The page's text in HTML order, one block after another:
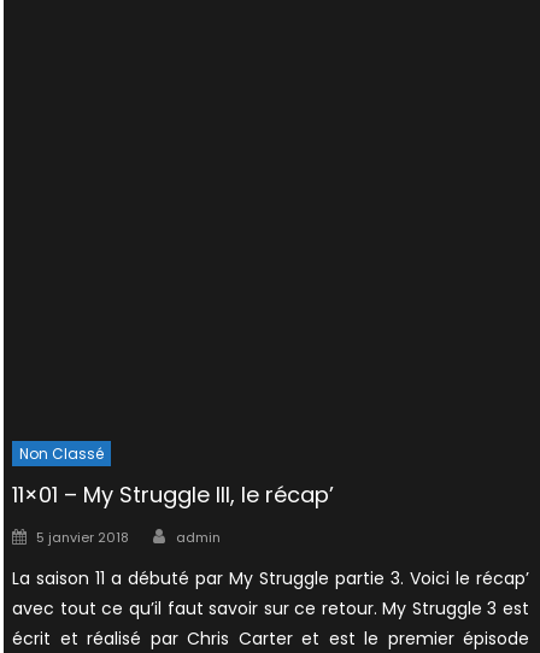
Non Classé
11×01 – My Struggle III, le récap’
Posted
5 janvier 2018 Author
admin
La saison 11 a débuté par My Struggle partie 3. Voici le récap’
avec tout ce qu’il faut savoir sur ce retour. My Struggle 3 est
écrit et réalisé par Chris Carter et est le premier épisode